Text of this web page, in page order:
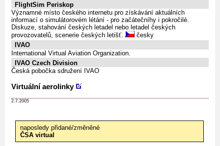
FlightSim Periskop
Významné místo českého internetu pro získávání aktuálních
informací o simulátorovém létání - pro začátečníhy i pokročilé.
Diskuze, stahování českých letadel nebo letadel českých
provozovatelů, scenerie českých letišť.
česky
IVAO
International Virtual Aviation Organization.
IVAO Czech Division
Česká pobočka sdružení IVAO
Virtuální aerolinky
2.7.2005
naposledy přidané/změněné
ČSA virtual